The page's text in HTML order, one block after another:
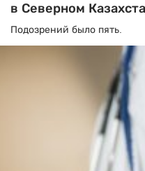
в Северном
Подозрений было пять.